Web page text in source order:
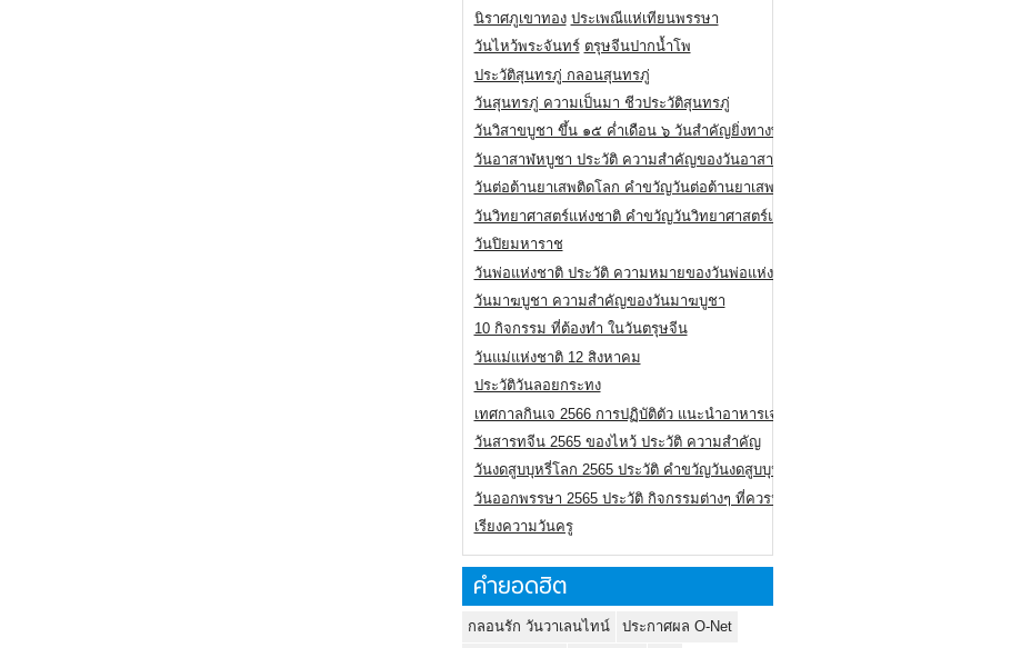
นิราศภูเขาทอง ประเพณีแห่เทียนพรรษา
วันไหว้พระจันทร์ ตรุษจีนปากน้ำโพ
ประวัติสุนทรภู่ กลอนสุนทรภู่
วันสุนทรภู่ ความเป็นมา ชีวประวัติสุนทรภู่
วันวิสาขบูชา ขึ้น ๑๕ ค่ำเดือน ๖ วันสำคัญยิ่งทางพระพุทธศาสนา
วันอาสาฬหบูชา ประวัติ ความสําคัญของวันอาสาฬหบูชา
วันต่อต้านยาเสพติดโลก คำขวัญวันต่อต้านยาเสพติดสากล
วันวิทยาศาสตร์แห่งชาติ คำขวัญวันวิทยาศาสตร์แห่งชาติ
วันปิยมหาราช
วันพ่อแห่งชาติ ประวัติ ความหมายของวันพ่อแห่งชาติ
วันมาฆบูชา ความสำคัญของวันมาฆบูชา
10 กิจกรรม ที่ต้องทำ ในวันตรุษจีน
วันแม่แห่งชาติ 12 สิงหาคม
ประวัติวันลอยกระทง
เทศกาลกินเจ 2566 การปฏิบัติตัว แนะนำอาหารเจ
วันสารทจีน 2565 ของไหว้ ประวัติ ความสำคัญ
วันงดสูบบุหรี่โลก 2565 ประวัติ คำขวัญวันงดสูบบุหรี่โลก
วันออกพรรษา 2565 ประวัติ กิจกรรมต่างๆ ที่ควรปฏิบัติ
เรียงความวันครู
คำยอดฮิต
กลอนรัก วันวาเลนไทน์
ประกาศผล O-Net